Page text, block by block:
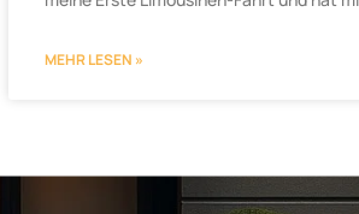
MEHR LESEN »